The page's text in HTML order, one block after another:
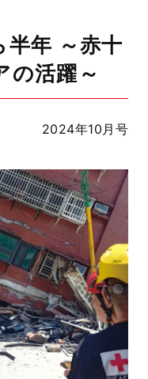
半年 ～赤十
の活躍～
2024年10月号